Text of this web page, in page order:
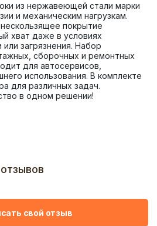
из нержавеющей стали марки
и механическим нагрузкам.
покрытие
хват даже в условиях
загрязнения. Набор
сборочных и ремонтных
для автосервисов,
использования. В комплекте
для различных задач.
в одном решении!
свой отзыв